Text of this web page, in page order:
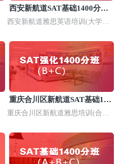
西安新航道SAT基础1400分培
训班
西安新航道雅思英语培训(大学城
重庆合川区新航道SAT基础140
0分培训
重庆合川区新航道雅思培训(合川